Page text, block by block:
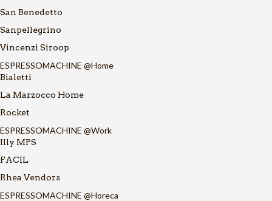
San Benedetto
Sanpellegrino
Vincenzi Siroop
ESPRESSOMACHINE @Home
Bialetti
La Marzocco Home
Rocket
ESPRESSOMACHINE @Work
Illy MPS
FACIL
Rhea Vendors
ESPRESSOMACHINE @Horeca